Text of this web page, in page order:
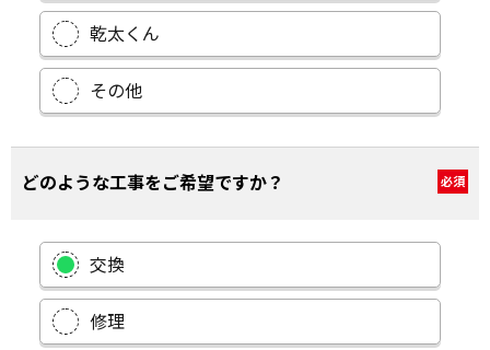
乾太くん
その他
どのような工事をご希望ですか？ 必須
交換
修理